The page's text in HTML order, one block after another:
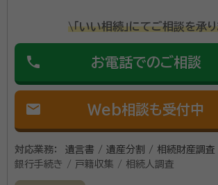
\「いい相続」にてご相談を承
phone お電話でのご相談
mail Web相談も受付中
対応業務：
遺言書 / 遺産分割 / 相続財産調
銀行手続き / 戸籍収集 / 相続人調査